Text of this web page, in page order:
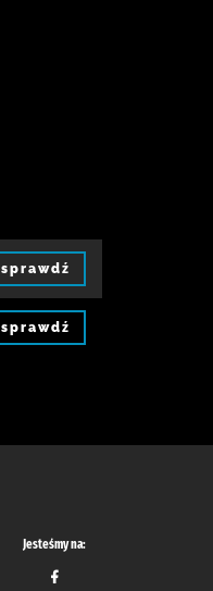
sprawdź
sprawdź
Jesteśmy na: